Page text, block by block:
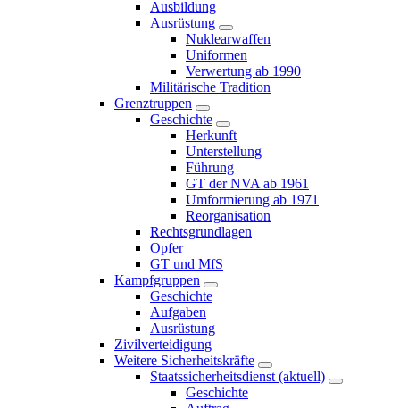
Ausbildung
Ausrüstung
Nuklearwaffen
Uniformen
Verwertung ab 1990
Militärische Tradition
Grenztruppen
Geschichte
Herkunft
Unterstellung
Führung
GT der NVA ab 1961
Umformierung ab 1971
Reorganisation
Rechtsgrundlagen
Opfer
GT und MfS
Kampfgruppen
Geschichte
Aufgaben
Ausrüstung
Zivilverteidigung
Weitere Sicherheitskräfte
Staatssicherheitsdienst (aktuell)
Geschichte